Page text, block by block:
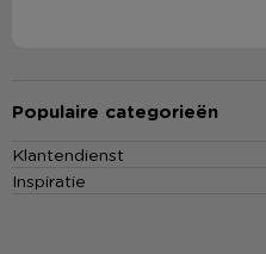
Populaire categorieën
Klantendienst
Inspiratie